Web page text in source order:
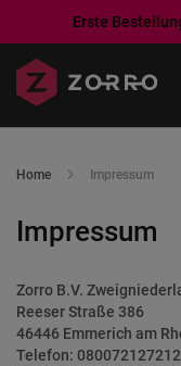
Erste
zum
Home Impressum
Impressum
Zorro B.V.
Reeser Straße 386
46446 Emmerich am
Telefon: 080072127212